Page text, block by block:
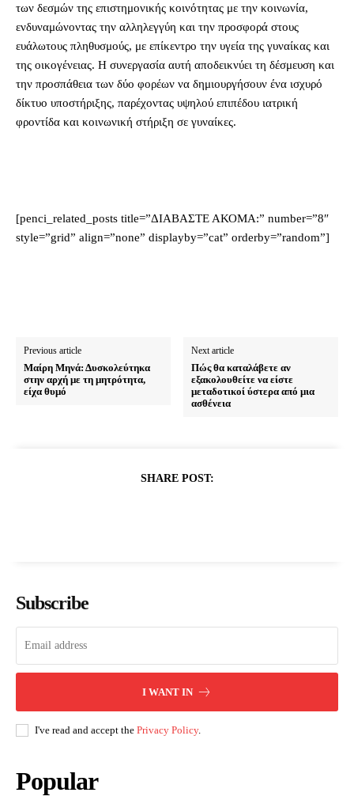
των δεσμών της επιστημονικής κοινότητας με την κοινωνία,
ενδυναμώνοντας την αλληλεγγύη και την προσφορά στους
ευάλωτους πληθυσμούς, με επίκεντρο την υγεία της γυναίκας και
της οικογένειας. Η συνεργασία αυτή αποδεικνύει τη δέσμευση και
την προσπάθεια των δύο φορέων να δημιουργήσουν ένα ισχυρό
δίκτυο υποστήριξης, παρέχοντας υψηλού επιπέδου ιατρική
φροντίδα και κοινωνική στήριξη σε γυναίκες.
[penci_related_posts title=”ΔΙΑΒΑΣΤΕ ΑΚΟΜΑ:” number=”8″
style=”grid” align=”none” displayby=”cat” orderby=”random”]
Previous article
Μαίρη Μηνά: Δυσκολεύτηκα
στην αρχή με τη μητρότητα,
είχα θυμό
Next article
Πώς θα καταλάβετε αν
εξακολουθείτε να είστε
μεταδοτικοί ύστερα από μια
ασθένεια
SHARE POST:
Subscribe
I WANT IN
I've read and accept the Privacy Policy.
Popular